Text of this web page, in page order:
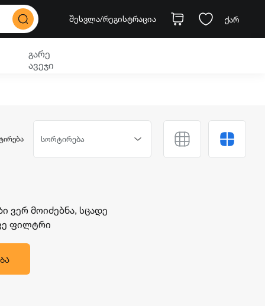
შესვლა/რეგისტრაცია ქარ
გარე
ავეჯი
სორტირება
ვერ მოიძებნა, სცადე
ფილტრი